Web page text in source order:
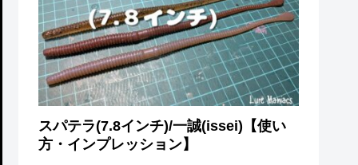
スパテラ(7.8インチ)/一誠(issei)【使い
方・インプレッション】